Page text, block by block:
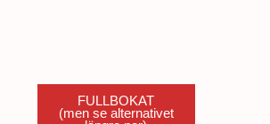
FULLBOKAT
(men se alternativet